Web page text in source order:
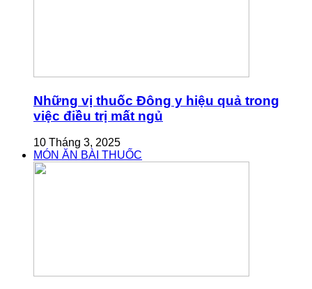
Những vị thuốc Đông y hiệu quả trong
việc điều trị mất ngủ
10 Tháng 3, 2025
MÓN ĂN BÀI THUỐC